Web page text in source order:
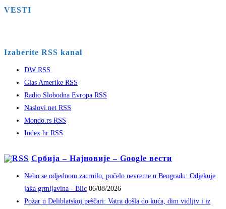
VESTI
Izaberite RSS kanal
DW RSS
Glas Amerike RSS
Radio Slobodna Evropa RSS
Naslovi.net RSS
Mondo.rs RSS
Index.hr RSS
Србија – Најновије – Google вести
Nebo se odjednom zacrnilo, počelo nevreme u Beogradu: Odjekuje
jaka grmljavina - Blic 06/08/2026
Požar u Deliblatskoj peščari: Vatra došla do kuća, dim vidljiv i iz